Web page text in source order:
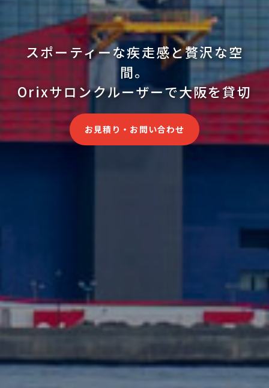
スポーティーな疾走感と贅沢な空
間。
Orixサロンクルーザーで大阪を貸切
お見積り・お問い合わせ